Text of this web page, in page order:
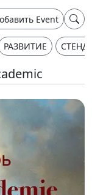
Event
РАЗВИТИЕ